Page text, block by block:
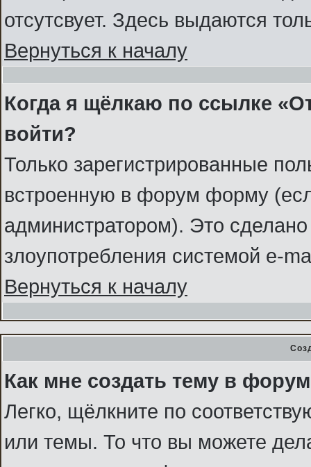
отсутсвует. Здесь выдаются
Вернуться к началу
Когда я щёлкаю по ссылке
войти?
Только зарегистрированные
встроенную в форум форму
администратором). Это
злоупотребления системой e-
Вернуться к началу
Как мне создать тему в
Легко, щёлкните по
или темы. То что вы можете